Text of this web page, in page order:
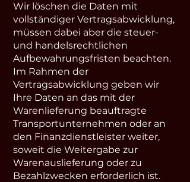
Wir löschen die Daten mit
vollständiger Vertragsabwicklung,
müssen dabei aber die steuer-
und handelsrechtlichen
Aufbewahrungsfristen beachten.
Im Rahmen der
Vertragsabwicklung geben wir
Ihre Daten an das mit der
Warenlieferung beauftragte
Transportunternehmen oder an
den Finanzdienstleister weiter,
soweit die Weitergabe zur
Warenauslieferung oder zu
Bezahlzwecken erforderlich ist.